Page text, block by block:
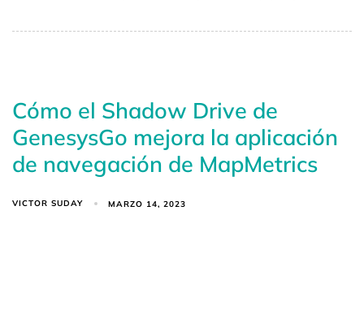
Cómo el Shadow Drive de
GenesysGo mejora la aplicación
de navegación de MapMetrics
VICTOR SUDAY MARZO 14, 2023